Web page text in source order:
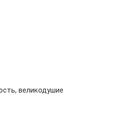
великодушие